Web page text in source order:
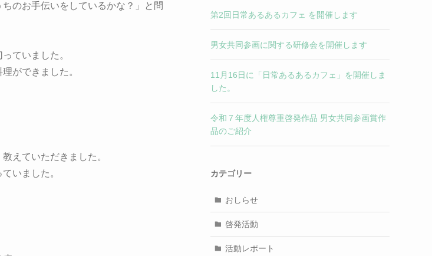
のお手伝いをしているかな？」と問
ていました。
ができました。
えていただきました。
いました。
第2回日常あるあるカフェ を開催します
男女共同参画に関する研修会を開催します
11月16日に「日常あるあるカフェ」を開催しま
した。
令和７年度人権尊重啓発作品 男女共同参画賞作
品のご紹介
カテゴリー
おしらせ
啓発活動
活動レポート